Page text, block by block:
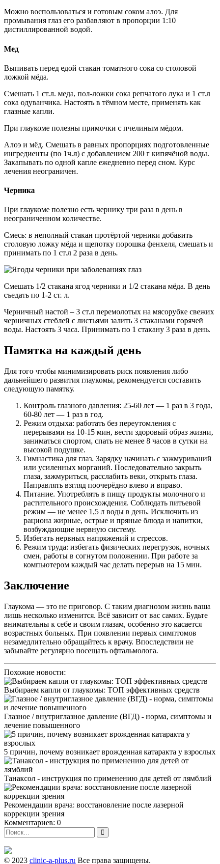
Можно воспользоваться и готовым соком алоэ. Для
промывания глаз его разбавляют в пропорции 1:10
дистиллированной водой.
Мед
Выпивать перед едой стакан томатного сока со столовой
ложкой мёда.
Смешать 1 ст.л. меда, пол-ложки сока репчатого лука и 1 ст.л
сока одуванчика. Настоять в тёмном месте, применять как
глазные капли.
При глаукоме полезны примочки с пчелиным мёдом.
Алоэ и мёд. Смешать в равных пропорциях подготовленные
ингредиенты (по 1ч.л) с добавлением 200 г кипячёной воды.
Закапывать по одной капле ежедневно перед сном. Курс
лечения неограничен.
Черника
При глаукоме полезно есть чернику три раза в день в
неограниченном количестве.
Смесь: в неполный стакан протёртой черники добавить
столовую ложку мёда и щепотку порошка фенхеля, смешать и
принимать по 1 ст.л 2 раза в день.
Смешать 1/2 стакана ягод черники и 1/2 стакана мёда. В день
съедать по 1-2 ст. л.
Черничный настой – 3 ст.л перемолотых на мясорубке свежих
черничных стеблей с листьями залить 3 стаканами горячей
воды. Настоять 3 часа. Принимать по 1 стакану 3 раза в день.
Памятка на каждый день
Для того чтобы минимизировать риск появления либо
дальнейшего развития глаукомы, рекомендуется составить
следующую памятку.
Контроль глазного давления: 25-60 лет — 1 раз в 3 года,
60-80 лет — 1 раз в год.
Режим отдыха: работать без переутомления с
перерывами на 10-15 мин, вести здоровый образ жизни,
заниматься спортом, спать не менее 8 часов в сутки на
высокой подушке.
Гимнастика для глаз. Зарядку начинать с зажмуриваний
или усиленных морганий. Последовательно закрыть
глаза, зажмуриться, расслабить веки, открыть глаза.
Направлять взгляд поочерёдно влево и вправо.
Питание. Употреблять в пищу продукты молочного и
растительного происхождения. Соблюдать питьевой
режим — не менее 1,5 л воды в день. Исключить из
рациона жирные, острые и пряные блюда и напитки,
возбуждающие нервную систему.
Избегать нервных напряжений и стрессов.
Режим труда: избегать физических перегрузок, ночных
смен, работы в согнутом положении. При работе за
компьютером каждый час делать перерыв на 15 мин.
Заключение
Глаукома — это не приговор. С таким диагнозом жизнь ваша
лишь несколько изменится. Всё зависит от вас самих. Будьте
внимательны к себе и своим глазам, особенно это касается
возрастных больных. При появлении первых симптомов
незамедлительно обращайтесь к врачу. Впоследствии не
забывайте регулярно посещать офтальмолога.
Похожие новости:
Выбираем капли от глаукомы: ТОП эффективных средств
Глазное / внутриглазное давление (ВГД) - норма, симптомы и
лечение повышенного
5 причин, почему возникает врожденная катаракта у взрослых
Танаксол - инструкция по применению для детей от лямблий
Рекомендации врача: восстановление после лазерной
коррекции зрения
Комментариев: 0
© 2023 clinic-a-plus.ru Все права защищены.